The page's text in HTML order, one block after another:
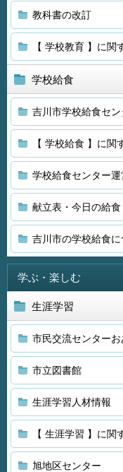
教科書の改訂
【 学校教育 】に関
学校給食
吉川市学校給食セ
【 学校給食 】に関
学校給食センター
献立表・今日の給食
吉川市の学校給食に
学ぶ・楽しむ
生涯学習
市民交流センターお
市立図書館
生涯学習人材情報
【 生涯学習 】に関
旭地区センター